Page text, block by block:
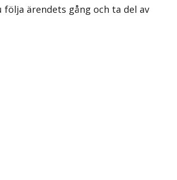
ärendets gång och ta del av